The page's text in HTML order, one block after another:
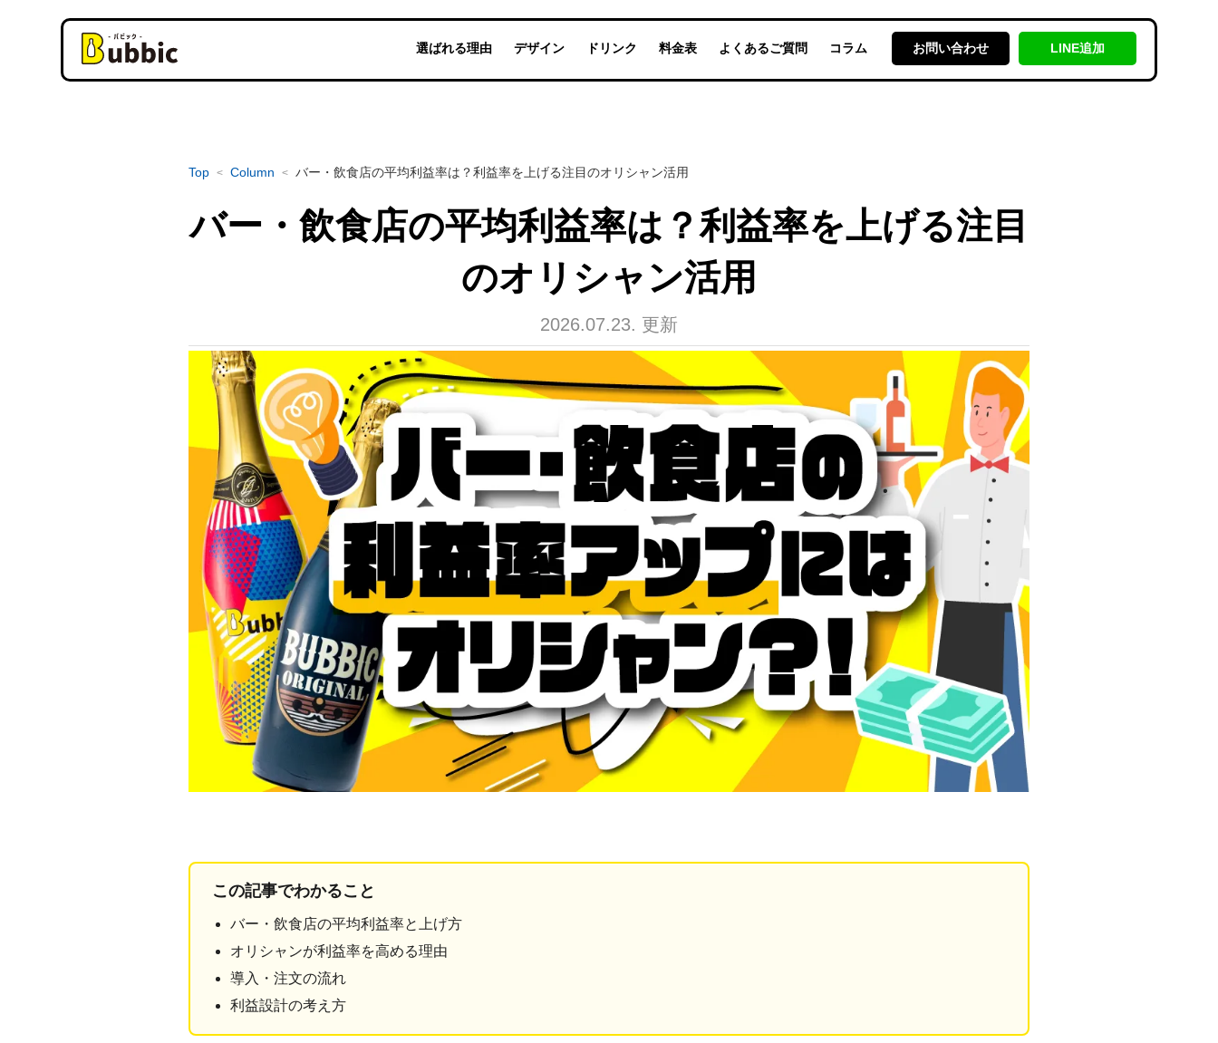
選ばれる理由 デザイン ドリンク 料金表 よくあるご質問 コラム お問い合わせ LINE追加
Top < Column < バー・飲食店の平均利益率は？利益率を上げる注目のオリシャン活用
バー・飲食店の平均利益率は？利益率を上げる注目
のオリシャン活用
2026.07.23. 更新
この記事でわかること
バー・飲食店の平均利益率と上げ方
オリシャンが利益率を高める理由
導入・注文の流れ
利益設計の考え方